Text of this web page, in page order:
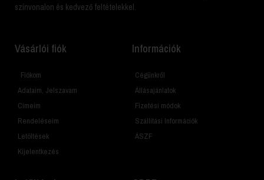
színvonalon és kedvező feltételekkel.
Vásárlói fiók
Fiókom
Adataim, Jelszavam
Címeim
Rendeléseim
Letöltések
Kijelentkezés
Információk
Cégünkről
Állásajánlatok
Fizetési módok
Szállítási Információk
ÁSZF